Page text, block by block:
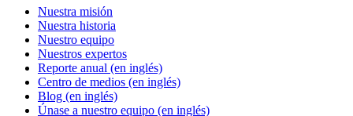
Nuestra misión
Nuestra historia
Nuestro equipo
Nuestros expertos
Reporte anual (en inglés)
Centro de medios (en inglés)
Blog (en inglés)
Únase a nuestro equipo (en inglés)